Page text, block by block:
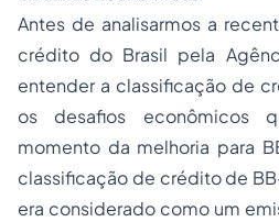
Antes de analisarmos a
crédito do Brasil pela
entender a classificação de
os desafios econômicos
momento da melhoria para
classificação de crédito de
era considerado como um